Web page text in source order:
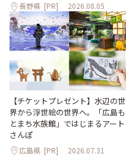
長野県 [PR] 2026.08.05
【チケットプレゼント】水辺の世
界から浮世絵の世界へ。「広島も
とまち水族館」ではじまるアート
さんぽ
広島県 [PR] 2026.07.31